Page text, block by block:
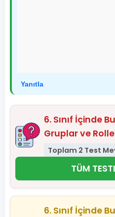
Yanıtla
6. Sınıf İçinde
Gruplar ve
Toplam 2 Test
TÜM
6. Sınıf İçinde